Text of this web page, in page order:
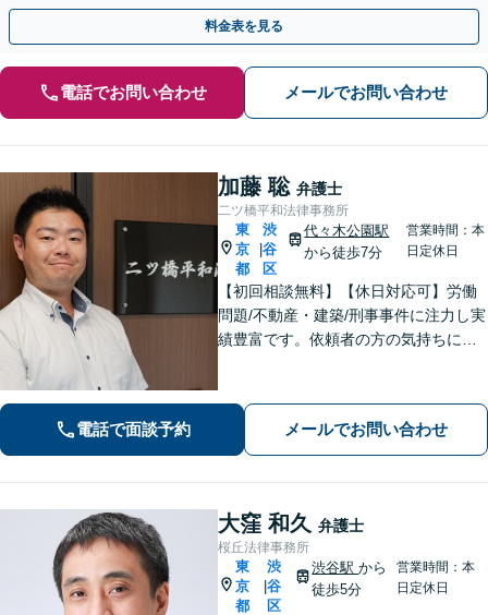
対応で返還請求をおこないます【休日・夜間相談可】
料金表を見る
電話でお問い合わせ メールでお問い合わせ
加藤 聡 弁護士
二ツ橋平和法律事務所
東
京
都
|
渋
谷
区
代々木公園駅
から徒歩7分
営業時間：本
日定休日
【初回相談無料】【休日対応可】労働
問題/不動産・建築/刑事事件に注力し実
績豊富です。依頼者の方の気持ちに寄
電話で面談予約 メールでお問い合わせ
大窪 和久 弁護士
桜丘法律事務所
東
京
都
渋
谷
区
渋谷駅から
徒歩5分
営業時間：本
日定休日